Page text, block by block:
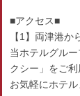
■アクセス■
【1】両津港か
当ホテルグル
クシー」をご
お気軽にホテ